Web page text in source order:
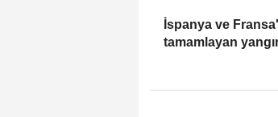
İspanya ve
tamamlayan